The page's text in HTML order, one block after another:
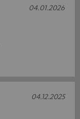
04.01.2026
04.12.2025